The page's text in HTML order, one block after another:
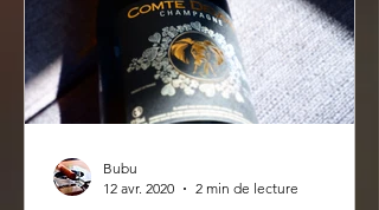
Bubu
12 avr. 2020
2 min de lecture